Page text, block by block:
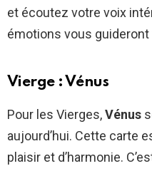
et écoutez votre voix
émotions vous guideront
Vierge : Vénus
Pour les Vierges,Vénus
aujourd’hui. Cette carte
plaisir et d’harmonie.